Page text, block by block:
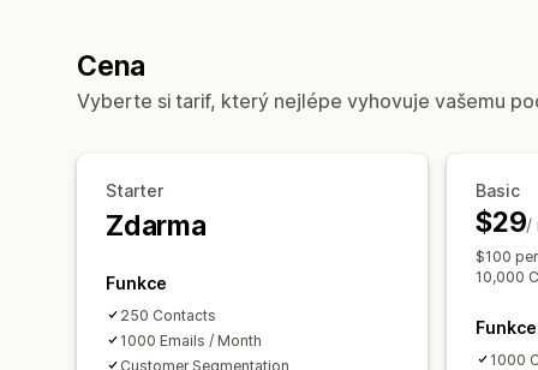
Cena
Vyberte si tarif, který nejlépe vyhovuje vašemu
Starter
Zdarma
Funkce
250 Contacts
1000 Emails / Month
Customer Segmentation
Basic
$29/
$100
10,000
Funkce
1000